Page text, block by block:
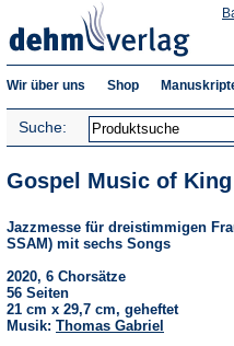
Wir über uns Shop
Suche:
Gospel Music of
Jazzmesse für dreistimmigen
SSAM) mit sechs Songs
2020, 6 Chorsätze
56 Seiten
21 cm x 29,7 cm, geheftet
Musik: Thomas Gabriel